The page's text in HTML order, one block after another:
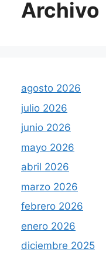
Archivo
agosto 2026
julio 2026
junio 2026
mayo 2026
abril 2026
marzo 2026
febrero 2026
enero 2026
diciembre 2025